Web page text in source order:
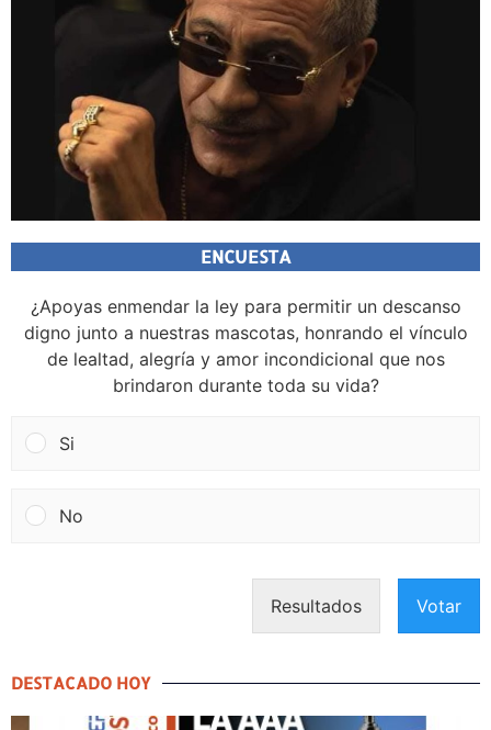
ENCUESTA
¿Apoyas enmendar la ley para permitir un descanso
digno junto a nuestras mascotas, honrando el vínculo
de lealtad, alegría y amor incondicional que nos
brindaron durante toda su vida?
Si
No
Resultados Votar
DESTACADO HOY